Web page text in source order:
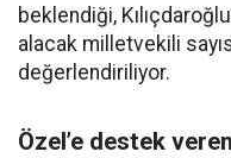
beklendiği,
alacak milletvekili
değerlendiriliyor.
Özel’e destek